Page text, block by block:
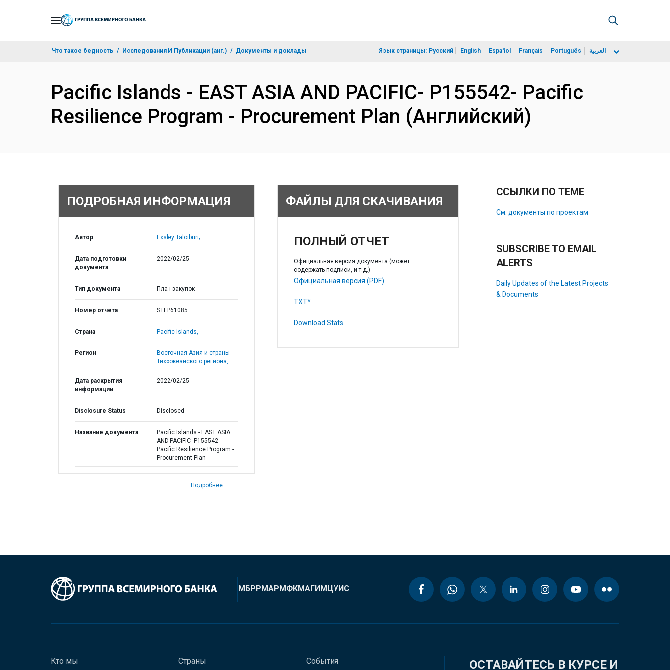
Что такое бедность Исследования И Публикации (анг.) Документы и доклады Язык страницы: Русский English Español Français Português العربية
Pacific Islands - EAST ASIA AND PACIFIC- P155542- Pacific
Resilience Program - Procurement Plan (Английский)
ПОДРОБНАЯ ИНФОРМАЦИЯ
Автор Exsley Taloiburi;
Дата подготовки
документа
2022/02/25
Тип документа План закупок
Номер отчета STEP61085
Страна Pacific Islands,
Регион
Восточная Азия и страны
Тихоокеанского региона,
Дата раскрытия
информации
2022/02/25
Disclosure Status Disclosed
Название документа
Pacific Islands - EAST ASIA
AND PACIFIC- P155542-
Pacific Resilience Program -
Procurement Plan
Подробнее
ФАЙЛЫ ДЛЯ СКАЧИВАНИЯ
ПОЛНЫЙ ОТЧЕТ
Официальная версия документа (может
содержать подписи, и т.д.)
Официальная версия (PDF)
TXT*
Download Stats
ССЫЛКИ ПО ТЕМЕ
См. документы по проектам
SUBSCRIBE TO EMAIL
ALERTS
Daily Updates of the Latest Projects
& Documents
МБРРМАРМФКМАГИМЦУИС
Кто мы Страны События ОСТАВАЙТЕСЬ В КУРСЕ И